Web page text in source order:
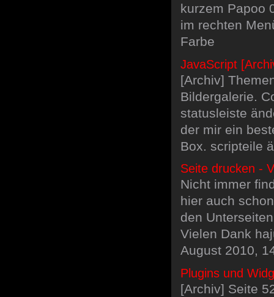
kurzem Papoo
im rechten
Farbe
JavaScript
[Archiv]
Bildergalerie.
statusleiste
der mir ein
Box. scripteile
Seite drucken -
Nicht immer
hier auch
den
Vielen Dank
August 2010,
Plugins und
[Archiv] Seite